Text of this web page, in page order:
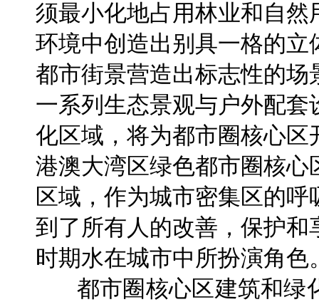
须最小化地占用林业和自
环境中创造出别具一格的
都市街景营造出标志性的
一系列生态景观与户外配
化区域，将为都市圈核心
港澳大湾区绿色都市圈核
区域，作为城市密集区的
到了所有人的改善，保护
时期水在城市中所扮演角色
都市圈核心区建筑和绿